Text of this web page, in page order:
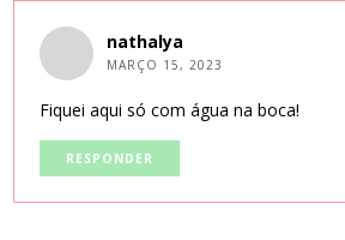
nathalya
MARÇO 15, 2023
Fiquei aqui só com água na boca!
RESPONDER